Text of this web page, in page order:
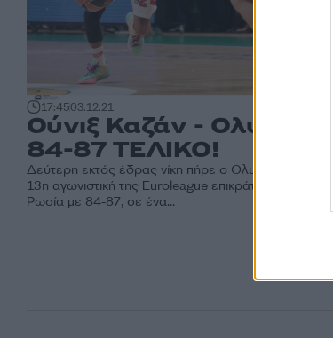
17:4503.12.21
Ούνιξ Καζάν -
84-87 ΤΕΛΙΚΟ!
Δεύτερη εκτός έδρας νίκη πήρε ο Ολυμπιακός
13η αγωνιστική της Euroleague επικράτησε της
Ρωσία με 84-87, σε ένα...